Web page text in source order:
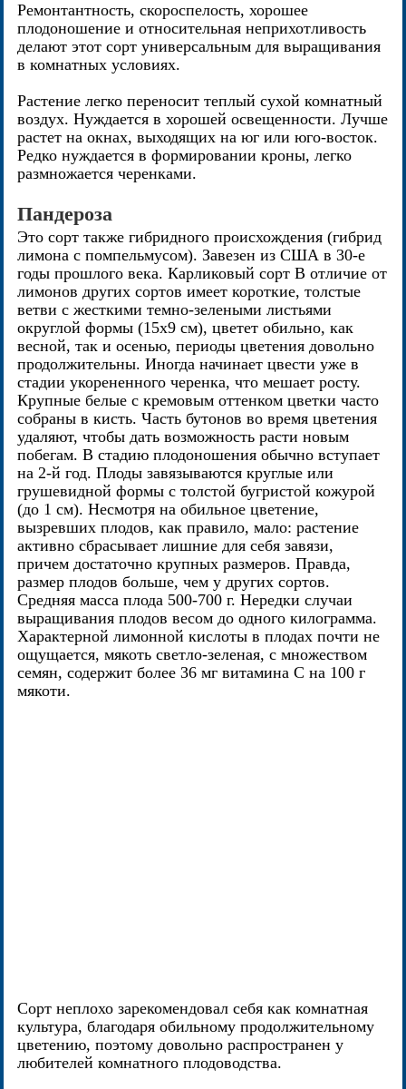
Ремонтантность, скороспелость, хорошее
плодоношение и относительная неприхотливость
делают этот сорт универсальным для выращивания
в комнатных условиях.
Растение легко переносит теплый сухой комнатный
воздух. Нуждается в хорошей освещенности. Лучше
растет на окнах, выходящих на юг или юго-восток.
Редко нуждается в формировании кроны, легко
размножается черенками.
Пандероза
Это сорт также гибридного происхождения (гибрид
лимона с помпельмусом). Завезен из США в 30-е
годы прошлого века. Карликовый сорт В отличие от
лимонов других сортов имеет короткие, толстые
ветви с жесткими темно-зелеными листьями
округлой формы (15x9 см), цветет обильно, как
весной, так и осенью, периоды цветения довольно
продолжительны. Иногда начинает цвести уже в
стадии укорененного черенка, что мешает росту.
Крупные белые с кремовым оттенком цветки часто
собраны в кисть. Часть бутонов во время цветения
удаляют, чтобы дать возможность расти новым
побегам. В стадию плодоношения обычно вступает
на 2-й год. Плоды завязываются круглые или
грушевидной формы с толстой бугристой кожурой
(до 1 см). Несмотря на обильное цветение,
вызревших плодов, как правило, мало: растение
активно сбрасывает лишние для себя завязи,
причем достаточно крупных размеров. Правда,
размер плодов больше, чем у других сортов.
Средняя масса плода 500-700 г. Нередки случаи
выращивания плодов весом до одного килограмма.
Характерной лимонной кислоты в плодах почти не
ощущается, мякоть светло-зеленая, с множеством
семян, содержит более 36 мг витамина С на 100 г
мякоти.
Сорт неплохо зарекомендовал себя как комнатная
культура, благодаря обильному продолжительному
цветению, поэтому довольно распространен у
любителей комнатного плодоводства.